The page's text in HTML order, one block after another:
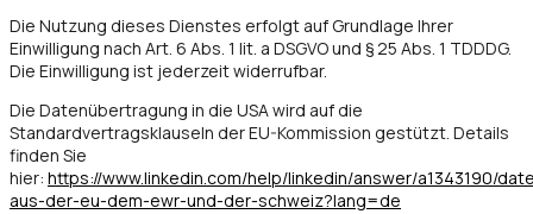
Die Nutzung dieses Dienstes erfolgt auf Grundlage Ihrer
Einwilligung nach Art. 6 Abs. 1 lit. a DSGVO und § 25 Abs. 1 TDDDG.
Die Einwilligung ist jederzeit widerrufbar.
Die Datenübertragung in die USA wird auf die
Standardvertragsklauseln der EU-Kommission gestützt. Details
finden Sie
hier: https://www.linkedin.com/help/linkedin/answer/a1343190/
aus-der-eu-dem-ewr-und-der-schweiz?lang=de